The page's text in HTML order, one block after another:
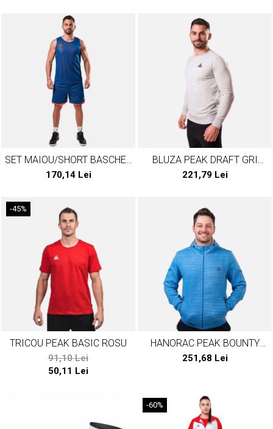
SET MAIOU/SHORT BASCHET
REVERSIBIL PEAK S3BALL
ALBASTRU/PORTOCALIU
170,14 Lei
BLUZA PEAK DRAFT GRI
MELANJ
221,79 Lei
-45%
TRICOU PEAK BASIC ROSU
91,10 Lei
50,11 Lei
HANORAC PEAK BOUNTY
ALBASTRU
251,68 Lei
-60%